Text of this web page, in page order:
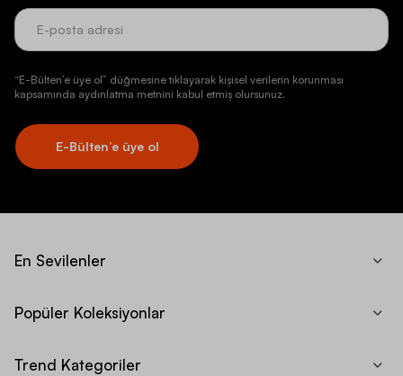
“E-Bülten’e üye ol” düğmesine tıklayarak kişisel verilerin korunması
kapsamında aydınlatma metnini kabul etmiş olursunuz.
E-Bülten’e üye ol
En Sevilenler
Popüler Koleksiyonlar
Trend Kategoriler